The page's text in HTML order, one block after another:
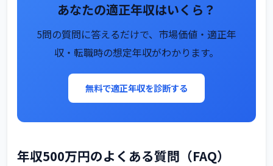
あなたの適正年収はいくら？
5問の質問に答えるだけで、市場価値・適正年
収・転職時の想定年収がわかります。
無料で適正年収を診断する
年収500万円のよくある質問（FAQ）